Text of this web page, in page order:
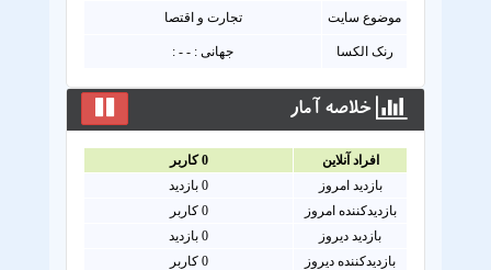
موضوع سایت تجارت و اقتصا
رنک الکسا جهانی : - - :
خلاصه آمار
افراد آنلاين 0کاربر
بازدید امروز
0بازدید
بازدیدکننده امروز
0 کاربر
بازدید دیروز
0 بازدید
بازدیدکننده دیروز
0 کاربر